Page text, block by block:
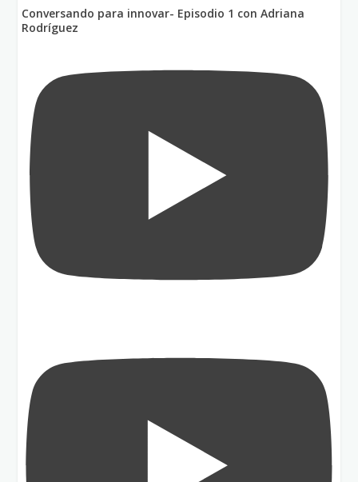
Conversando para innovar- Episodio 1 con Adriana
Rodríguez